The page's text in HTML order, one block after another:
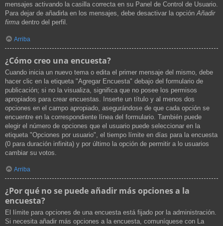
mensajes activando la casilla correcta en su Panel de Control de Usuario.
Para dejar de añadirla en los mensajes, debe desactivar la opciónAñadir
firma dentro del perfil.
Arriba
¿Cómo creo una encuesta?
Cuando inicia un nuevo tema o edita el primer mensaje del mismo, debe
hacer clic en la etiqueta "Agregar Encuesta" debajo del formulario de
publicación; si no la visualiza, significa que no posee los permisos
apropiados para crear encuestas. Inserte un título y al menos dos
opciones en el campo apropiado, asegurándose de que cada opción se
encuentre en la correspondiente línea del formulario. También puede
elegir el número de opciones que el usuario puede seleccionar en la
etiqueta "Opciones por usuario", el tiempo límite en días para la encuesta
(0 para duración infinita) y por último la opción de permitir a lo usuarios
cambiar su votos.
Arriba
¿Por qué no se puede añadir más opciones a la
encuesta?
El límite para opciones de una encuesta está fijado por la administración.
Si necesita añadir más opciones a la encuesta, comuníquese con La